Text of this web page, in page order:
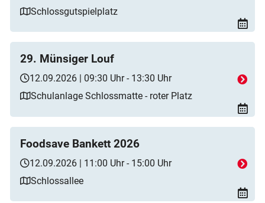
Schlossgutspielplatz
29. Münsiger Louf
12.09.2026 | 09:30 Uhr - 13:30 Uhr
Schulanlage Schlossmatte - roter Platz
Foodsave Bankett 2026
12.09.2026 | 11:00 Uhr - 15:00 Uhr
Schlossallee